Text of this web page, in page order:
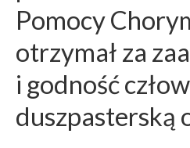
Pomocy
otrzymał za
i godność
duszpasterską